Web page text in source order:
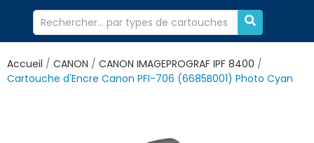
Accueil CANON
CANON IMAGEPROGRAF IPF 8400
Cartouche d'Encre Canon PFI-706 (6685B001) Photo Cyan